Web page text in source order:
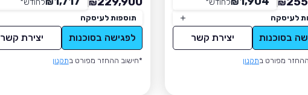
₪
₪לחודש*
לעיסקה
בסוכנות יצירת קשר
מפורט בתקנון
₪
₪לחודש*
תוספות לעיסקה
לפגישה בסוכנות יצירת קשר
*חישוב ההחזר מפורט בתקנון